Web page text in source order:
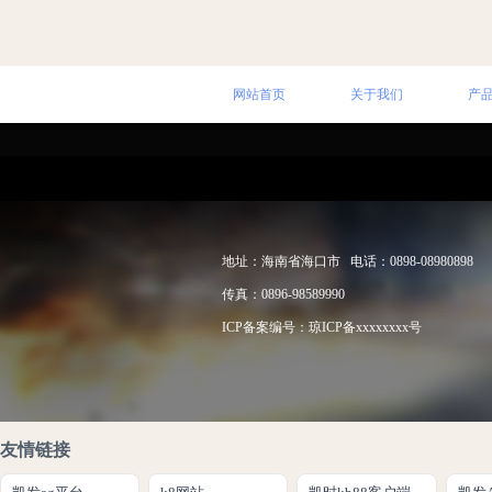
网站首页 关于我们 产
地址：海南省海口市 电话：0898-08980898
传真：0896-98589990
ICP备案编号： 琼ICP备xxxxxxxx号
友情链接